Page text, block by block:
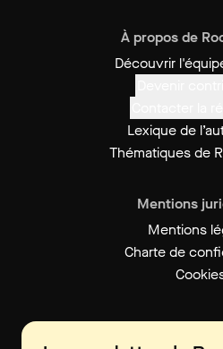
À propos de
Découvrir
Lexique de
Thématiques de
Mentions
Mentions
Charte de